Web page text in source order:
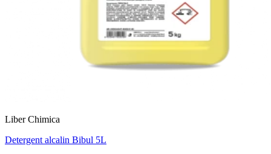
Liber Chimica
Detergent alcalin Bibul 5L